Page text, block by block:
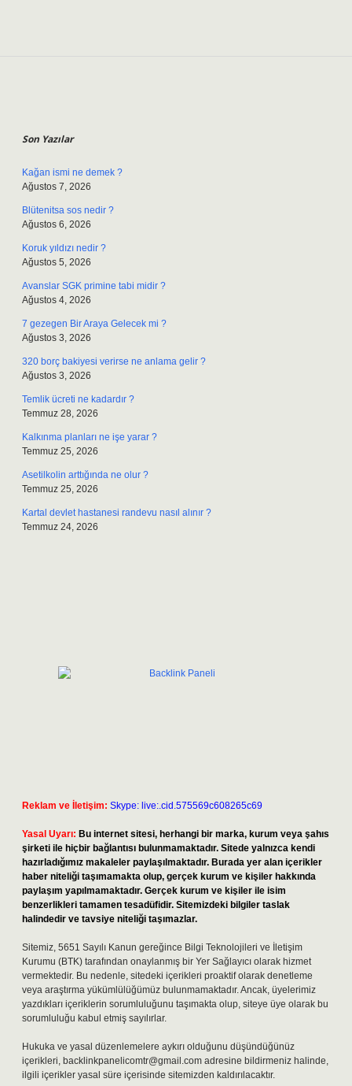
Son Yazılar
Kağan ismi ne demek ?
Ağustos 7, 2026
Blütenitsa sos nedir ?
Ağustos 6, 2026
Koruk yıldızı nedir ?
Ağustos 5, 2026
Avanslar SGK primine tabi midir ?
Ağustos 4, 2026
7 gezegen Bir Araya Gelecek mi ?
Ağustos 3, 2026
320 borç bakiyesi verirse ne anlama gelir ?
Ağustos 3, 2026
Temlik ücreti ne kadardır ?
Temmuz 28, 2026
Kalkınma planları ne işe yarar ?
Temmuz 25, 2026
Asetilkolin arttığında ne olur ?
Temmuz 25, 2026
Kartal devlet hastanesi randevu nasıl alınır ?
Temmuz 24, 2026
Reklam ve İletişim: Skype: live:.cid.575569c608265c69
Yasal Uyarı: Bu internet sitesi, herhangi bir marka, kurum veya şahıs
şirketi ile hiçbir bağlantısı bulunmamaktadır. Sitede yalnızca kendi
hazırladığımız makaleler paylaşılmaktadır. Burada yer alan içerikler
haber niteliği taşımamakta olup, gerçek kurum ve kişiler hakkında
paylaşım yapılmamaktadır. Gerçek kurum ve kişiler ile isim
benzerlikleri tamamen tesadüfidir. Sitemizdeki bilgiler taslak
halindedir ve tavsiye niteliği taşımazlar.
Sitemiz, 5651 Sayılı Kanun gereğince Bilgi Teknolojileri ve İletişim
Kurumu (BTK) tarafından onaylanmış bir Yer Sağlayıcı olarak hizmet
vermektedir. Bu nedenle, sitedeki içerikleri proaktif olarak denetleme
veya araştırma yükümlülüğümüz bulunmamaktadır. Ancak, üyelerimiz
yazdıkları içeriklerin sorumluluğunu taşımakta olup, siteye üye olarak bu
sorumluluğu kabul etmiş sayılırlar.
Hukuka ve yasal düzenlemelere aykırı olduğunu düşündüğünüz
içerikleri, backlinkpanelicomtr@gmail.com adresine bildirmeniz halinde,
ilgili içerikler yasal süre içerisinde sitemizden kaldırılacaktır.